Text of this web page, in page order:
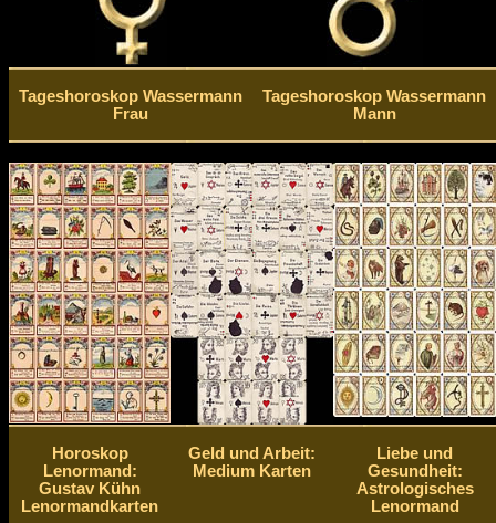
Tageshoroskop Wassermann
Frau
Tageshoroskop Wassermann
Mann
Horoskop
Lenormand:
Gustav Kühn
Lenormandkarten
Geld und Arbeit:
Medium Karten
Liebe und
Gesundheit:
Astrologisches
Lenormand